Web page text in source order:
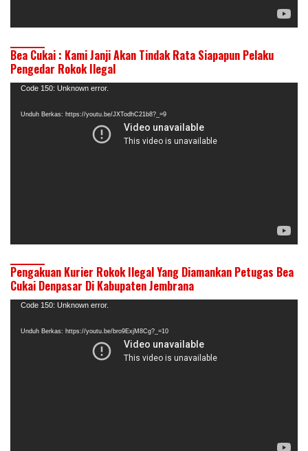
Bea Cukai : Kami Janji Akan Tindak Rata Siapapun Pelaku
Pengedar Rokok Ilegal
Pemutar
Code 150: Unknown error.
Unduh Berkas: https://youtu.be/JXTodhC21b8?_=9
Pengakuan Kurier Rokok Ilegal Yang Diamankan Petugas Bea
Cukai Denpasar Di Kabupaten Jembrana
Pemutar
Code 150: Unknown error.
Unduh Berkas: https://youtu.be/bro9ExjM8Cg?_=10